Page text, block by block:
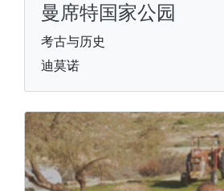
曼席特国家公园
考古与历史
迪莫诺